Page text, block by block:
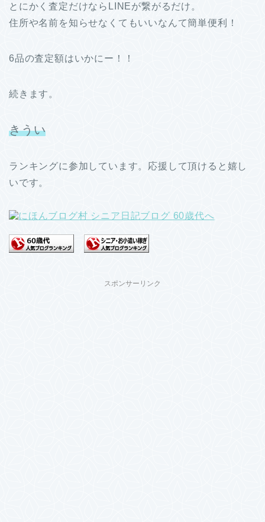
とにかく査定だけならLINEが繋がるだけ。
住所や名前を知らせなくてもいいなんて簡単便利！
6品の査定額はいかにー！！
続きます。
きうい
ランキングに参加しています。応援して頂けると嬉し
いです。
スポンサーリンク